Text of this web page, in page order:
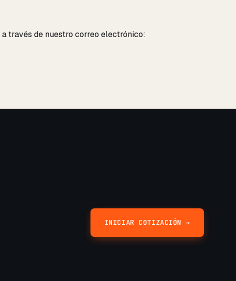
través de nuestro correo electrónico:
INICIAR COTIZACIÓN →